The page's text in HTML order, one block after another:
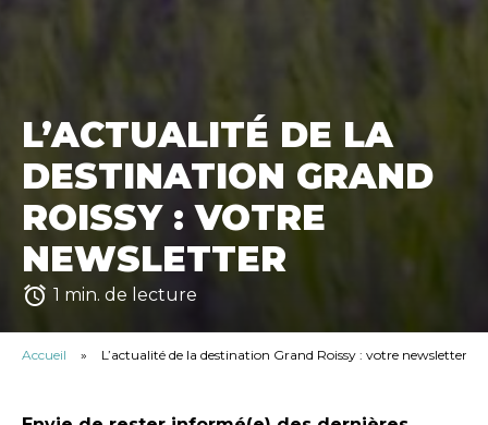
L’ACTUALITÉ DE LA
DESTINATION GRAND
ROISSY : VOTRE
NEWSLETTER
access_alarm 1 min. de lecture
Accueil » L’actualité de la destination Grand Roissy : votre newsletter